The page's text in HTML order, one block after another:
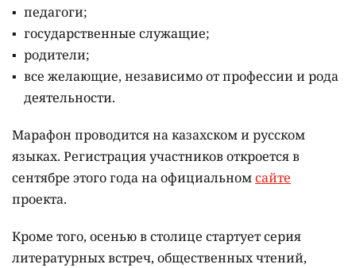
педагоги;
государственные служащие;
родители;
все желающие, независимо от профессии и рода
деятельности.
Марафон проводится на казахском и русском
языках. Регистрация участников откроется в
сентябре этого года на официальномсайте
проекта.
Кроме того, осенью в столице стартует серия
литературных встреч, общественных чтений,